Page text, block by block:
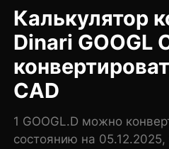
Калькулятор
Dinari GOOGL
CAD
1 GOOGL.D можно
состоянию на